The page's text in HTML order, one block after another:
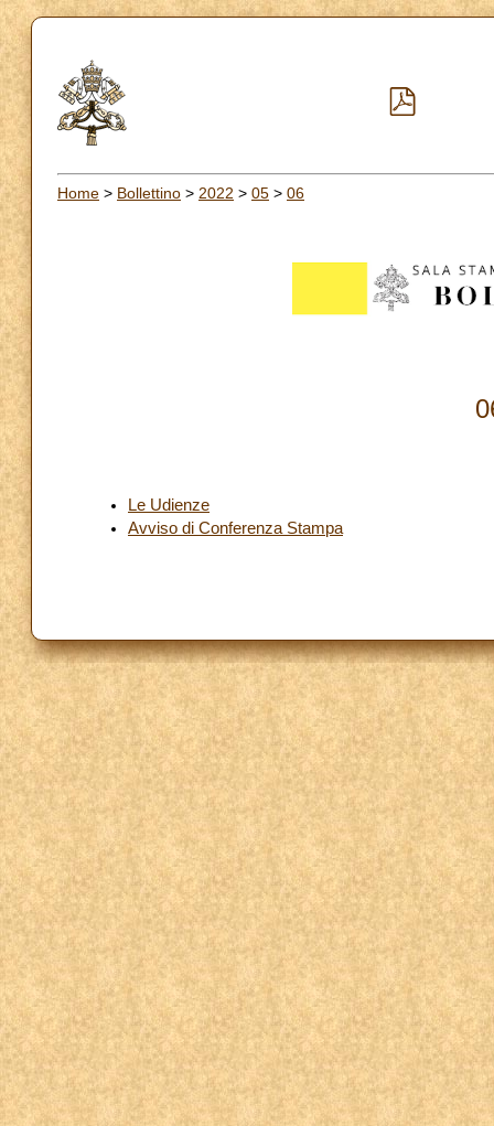
Home > Bollettino > 2022 > 05 > 06
Le Udienze
Avviso di Conferenza Stampa